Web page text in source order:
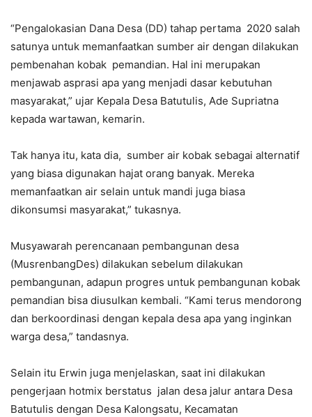
“Pengalokasian Dana Desa (DD) tahap pertama 2020 salah
satunya untuk memanfaatkan sumber air dengan dilakukan
pembenahan kobak pemandian. Hal ini merupakan
menjawab asprasi apa yang menjadi dasar kebutuhan
masyarakat,” ujar Kepala Desa Batutulis, Ade Supriatna
kepada wartawan, kemarin.
Tak hanya itu, kata dia, sumber air kobak sebagai alternatif
yang biasa digunakan hajat orang banyak. Mereka
memanfaatkan air selain untuk mandi juga biasa
dikonsumsi masyarakat,” tukasnya.
Musyawarah perencanaan pembangunan desa
(MusrenbangDes) dilakukan sebelum dilakukan
pembangunan, adapun progres untuk pembangunan kobak
pemandian bisa diusulkan kembali. “Kami terus mendorong
dan berkoordinasi dengan kepala desa apa yang inginkan
warga desa,” tandasnya.
Selain itu Erwin juga menjelaskan, saat ini dilakukan
pengerjaan hotmix berstatus jalan desa jalur antara Desa
Batutulis dengan Desa Kalongsatu, Kecamatan